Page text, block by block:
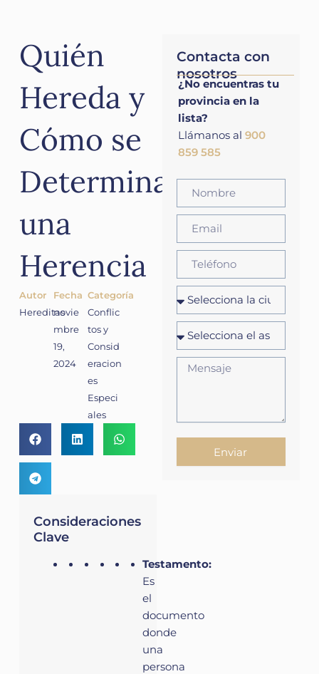
Quién
Hereda y
Cómo se
Determina
una
Herencia
Autor
Hereditas
Fecha
novie
mbre
19,
2024
Categoría
Conflic
tos y
Consid
eracion
es
Especi
ales
Consideraciones
Clave
Testamento:
Es
el
documento
donde
una
persona
Contacta con
nosotros
¿No encuentras tu
provincia en la
lista?
Llámanos al 900
859 585
Enviar